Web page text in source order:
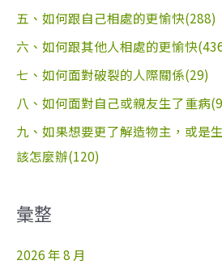
五、如何跟自己相處的更愉快(288)
六、如何跟其他人相處的更愉快
七、如何面對破裂的人際關係(29)
八、如何面對自己或親友生了重病
九、如果想要更了解造物主，或是
該怎麼辦(120)
彙整
2026 年 8 月